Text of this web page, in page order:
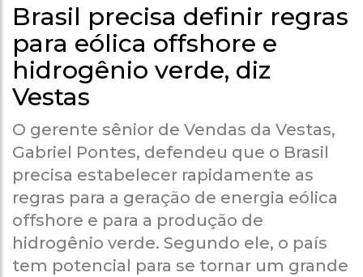
Brasil precisa definir regras
para eólica offshore e
hidrogênio verde, diz
Vestas
O gerente sênior de Vendas da Vestas,
Gabriel Pontes, defendeu que o Brasil
precisa estabelecer rapidamente as
regras para a geração de energia eólica
offshore e para a produção de
hidrogênio verde. Segundo ele, o país
tem potencial para se tornar um grande